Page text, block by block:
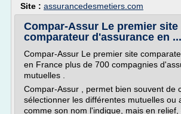
Site : assurancedesmetiers.com
Compar-Assur Le premier site
comparateur d'assurance en ...
Compar-Assur Le premier site
en France plus de 700 compagnies
mutuelles .
Compar-Assur , permet bien souvent de
sélectionner les différentes mutuelles ou
comme son nom l'indique, mais en